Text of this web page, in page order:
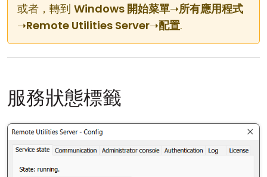
或者，轉到 Windows 開始菜單➝所有應用程式
➝Remote Utilities Server➝配置.
服務狀態標籤